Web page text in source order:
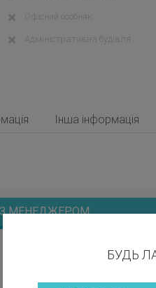
Офісний особняк
Адміністративна будівля
Інша інформація
З МЕНЕДЖЕРОМ
БУДЬ